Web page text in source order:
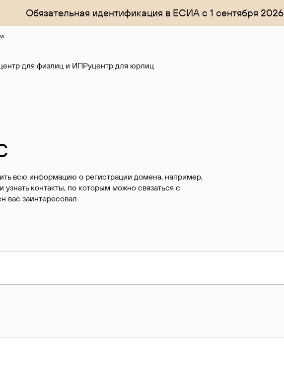
Обязательная идентификация в ЕСИА с 1 сентября 2026
для физлиц и ИПРуцентр для юрлиц
всю информацию о регистрации домена, например,
узнать контакты, по которым можно связаться с
вас заинтересовал.